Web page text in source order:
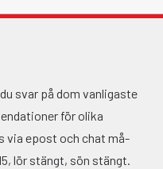
svar på dom vanligaste
för olika
via epost och chat må-
lör stängt, sön stängt.